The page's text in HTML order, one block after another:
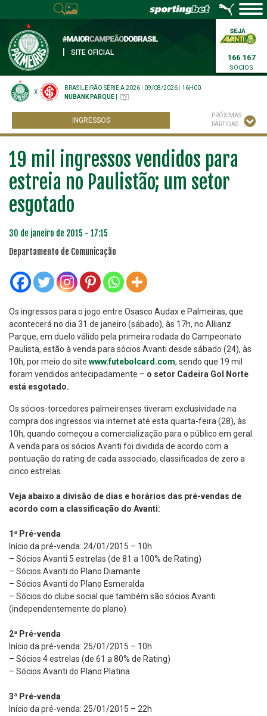
SITE OFICIAL
166.167
SÓCIOS
X
BRASILEIRÃO SÉRIE A 2026 09/08/2026
16H00
NUBANK PARQUE
INGRESSOS
PRÓXIMAS
PARTIDAS
19 mil ingressos vendidos para
estreia no Paulistão; um setor
esgotado
30 de janeiro de 2015 - 17:15
Departamento de Comunicação
Os ingressos para o jogo entre Osasco Audax e Palmeiras, que
acontecerá no dia 31 de janeiro (sábado), às 17h, no Allianz
Parque, em duelo válido pela primeira rodada do Campeonato
Paulista, estão à venda para sócios Avanti desde sábado (24), às
10h, por meio do site www.futebolcard.com, sendo que 19 mil
foram vendidos antecipadamente – o setor Cadeira Gol Norte
está esgotado.
Os sócios-torcedores palmeirenses tiveram exclusividade na
compra dos ingressos via internet até esta quarta-feira (28), às
10h, quando começou a comercialização para o público em geral.
A venda para os sócios Avanti foi dividida de acordo com a
pontuação do rating de cada associado, classificados de zero a
cinco estrelas.
Veja abaixo a divisão de dias e horários das pré-vendas de
acordo com a classificação do Avanti:
1ª Pré-venda
Início da pré-venda: 24/01/2015 – 10h
– Sócios Avanti 5 estrelas (de 81 a 100% de Rating)
– Sócios Avanti do Plano Diamante
– Sócios Avanti do Plano Esmeralda
– Sócios do clube social que também são sócios Avanti
(independentemente do plano)
2ª Pré-venda
Início da pré-venda: 25/01/2015 – 10h
– Sócios 4 estrelas (de 61 a 80% de Rating)
– Sócios Avanti do Plano Platina
3ª Pré-venda
Início da pré-venda: 25/01/2015 – 22h